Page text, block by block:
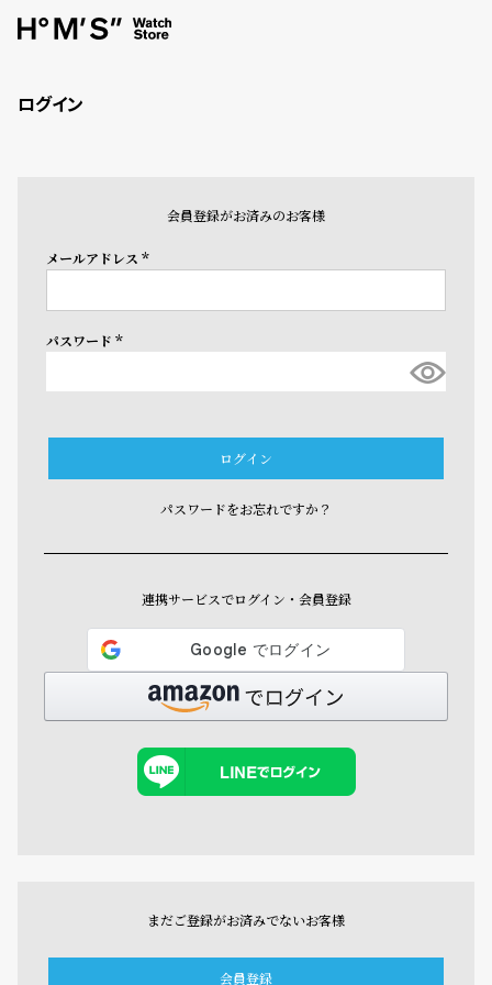
ログイン
会員登録がお済みのお客様
メールアドレス
(必
パスワード
(必
ログイン
パスワードをお忘れですか？
連携サービスでログイン・会員登録
まだご登録がお済みでないお客様
会員登録